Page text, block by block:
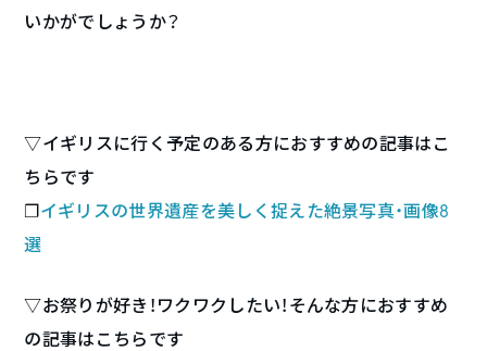
いかがでしょうか？
▽イギリスに行く予定のある方におすすめの記事はこ
ちらです
❐イギリスの世界遺産を美しく捉えた絶景写真・画像8
選
▽お祭りが好き！ワクワクしたい！そんな方におすすめ
の記事はこちらです